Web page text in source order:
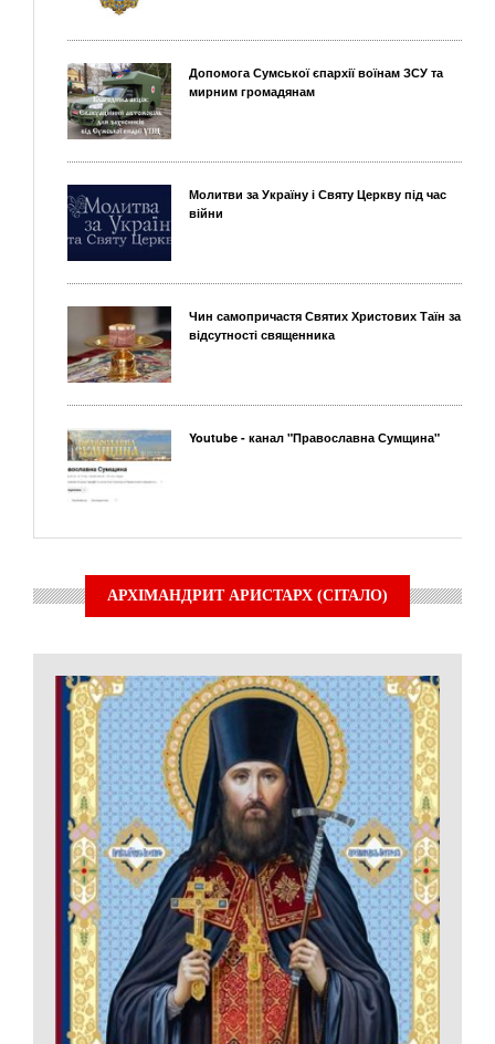
Допомога Сумської єпархії воїнам ЗСУ та
мирним громадянам
Молитви за Україну і Святу Церкву під час
війни
Чин самопричастя Святих Христових Таїн за
відсутності священника
Youtube - канал "Православна Сумщина"
АРХІМАНДРИТ АРИСТАРХ (СІТАЛО)